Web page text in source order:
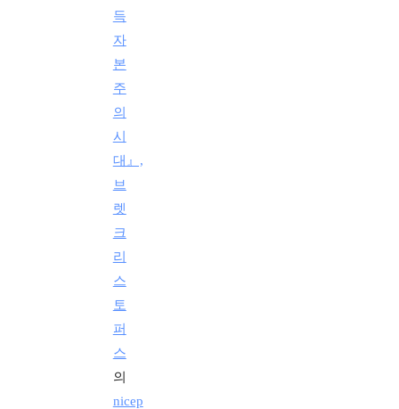
득
자
본
주
의
시
대』,
브
렛
크
리
스
토
퍼
스
의
nicep